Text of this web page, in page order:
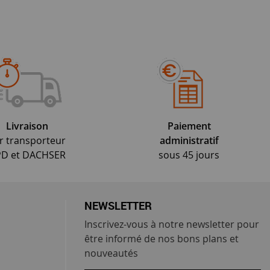
Livraison
transporteur
et DACHSER
Paiement
administratif
sous 45 jours
NEWSLETTER
Inscrivez-vous à notre newsletter pour
être informé de nos bons plans et
nouveautés